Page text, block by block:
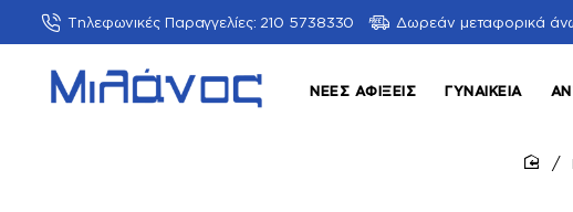
Τηλεφωνικές Παραγγελίες: 210 5738330 Δωρεάν μεταφορικά
ΝΈΕΣ ΑΦΊΞΕΙΣ ΓΥΝΑΙΚΕΊΑ